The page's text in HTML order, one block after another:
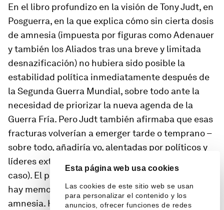
Esta página web usa cookies
Las cookies de este sitio web se usan
para personalizar el contenido y los
anuncios, ofrecer funciones de redes
En el libro profundizo en la visión de Tony Judt, en
Posguerra, en la que explica cómo sin cierta dosis
de amnesia (impuesta por figuras como Adenauer
y también los Aliados tras una breve y limitada
desnazificación) no hubiera sido posible la
estabilidad política inmediatamente después de
la Segunda Guerra Mundial, sobre todo ante la
necesidad de priorizar la nueva agenda de la
Guerra Fría. Pero Judt también afirmaba que esas
fracturas volverían a emerger tarde o temprano –
sobre todo, añadiría yo, alentadas por políticos y
líderes extremistas (o cínicos, que también es el
caso). El problema en Bosnia y Balcanes es que ni
hay memoria compartida ni tampoco realmente
amnesia. Hay un enorme problema cognitivo para